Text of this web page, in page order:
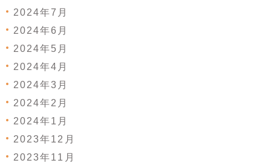
2024年7月
2024年6月
2024年5月
2024年4月
2024年3月
2024年2月
2024年1月
2023年12月
2023年11月